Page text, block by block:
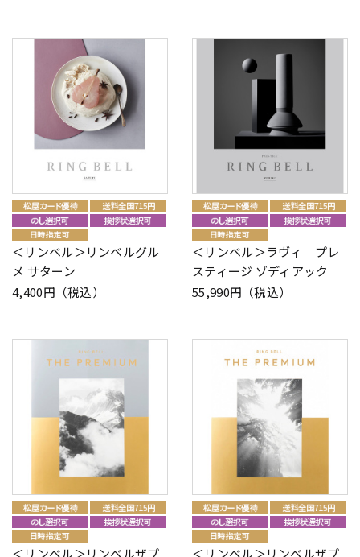
＜リンベル＞リンベルグル
メ サターン
4,400円（税込）
＜リンベル＞ラヴィ プレ
スティージ ゾディアック
55,990円（税込）
＜リンベル＞リンベルザプ
＜リンベル＞リンベルザプ